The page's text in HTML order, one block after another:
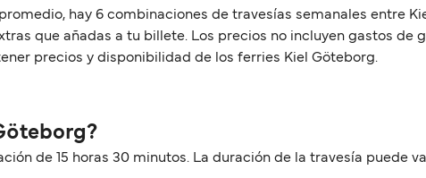
hay 6 combinaciones de travesías semanales entre
que añadas a tu billete. Los precios no incluyen gastos de
precios y disponibilidad de los ferries Kiel Göteborg.
de 15 horas 30 minutos. La duración de la travesía puede